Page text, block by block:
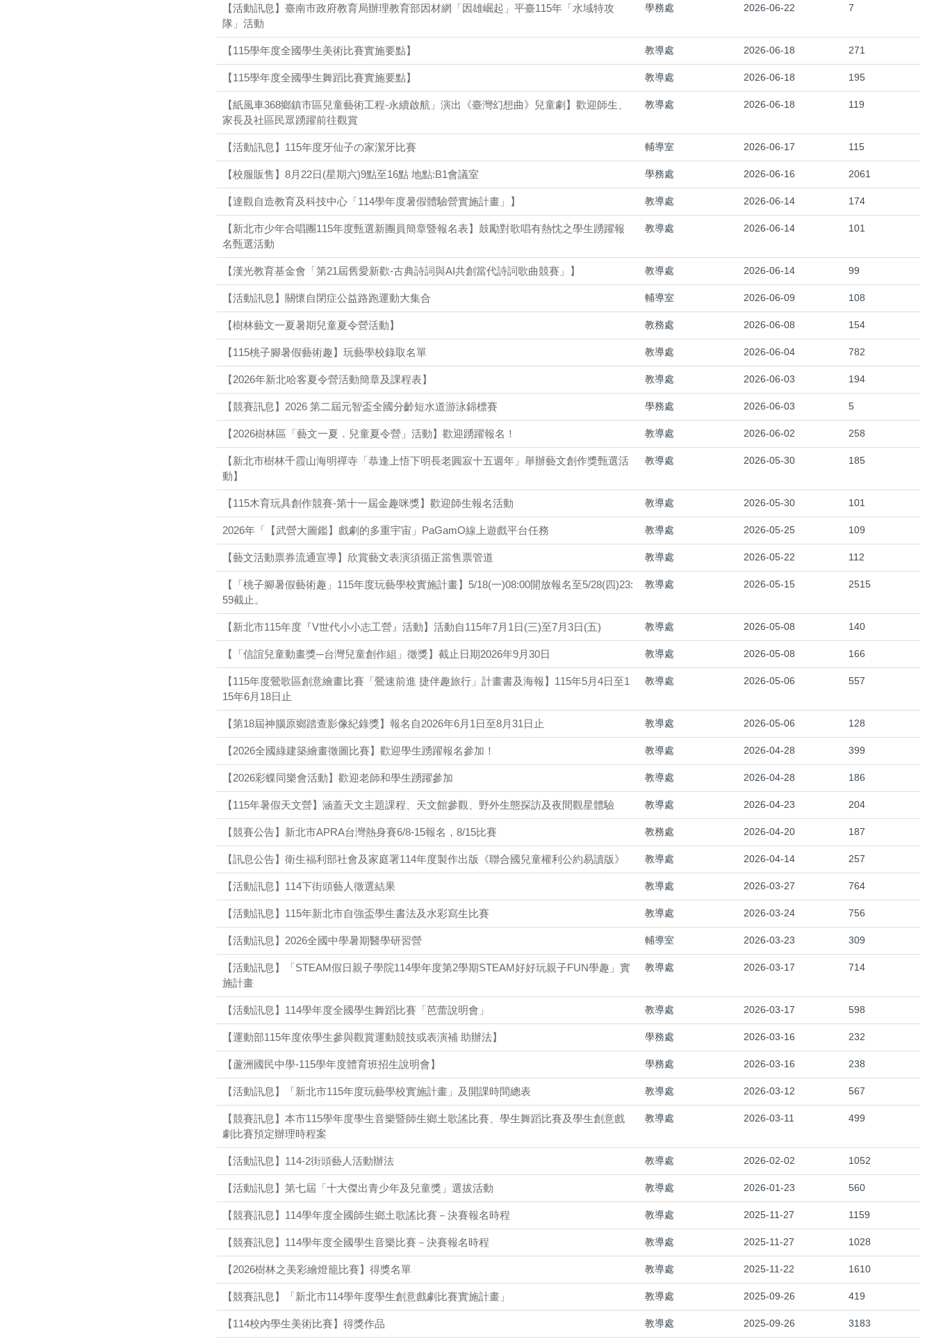
【活動訊息】臺南市政府教育局辦理教育部因材網「因雄崛起」平臺115年「水域特攻
隊」活動
學務處 2026-06-22 7
【115學年度全國學生美術比賽實施要點】 教導處 2026-06-18 271
【115學年度全國學生舞蹈比賽實施要點】 教導處 2026-06-18 195
【紙風車368鄉鎮市區兒童藝術工程-永續啟航」演出《臺灣幻想曲》兒童劇】歡迎師生、
家長及社區民眾踴躍前往觀賞
教導處 2026-06-18 119
【活動訊息】115年度牙仙子の家潔牙比賽 輔導室 2026-06-17 115
【校服販售】8月22日(星期六)9點至16點 地點:B1會議室 學務處 2026-06-16 2061
【達觀自造教育及科技中心「114學年度暑假體驗營實施計畫」】 教導處 2026-06-14 174
【新北市少年合唱團115年度甄選新團員簡章暨報名表】鼓勵對歌唱有熱忱之學生踴躍報
名甄選活動
教導處 2026-06-14 101
【漢光教育基金會「第21屆舊愛新歡-古典詩詞與AI共創當代詩詞歌曲競賽」】 教導處 2026-06-14 99
【活動訊息】關懷自閉症公益路跑運動大集合 輔導室 2026-06-09 108
【樹林藝文一夏暑期兒童夏令營活動】 教務處 2026-06-08 154
【115桃子腳暑假藝術趣】玩藝學校錄取名單 教導處 2026-06-04 782
【2026年新北哈客夏令營活動簡章及課程表】 教導處 2026-06-03 194
【競賽訊息】2026 第二屆元智盃全國分齡短水道游泳錦標賽 學務處 2026-06-03 5
【2026樹林區「藝文一夏．兒童夏令營」活動】歡迎踴躍報名！ 教導處 2026-06-02 258
【新北市樹林千霞山海明禪寺「恭逢上悟下明長老圓寂十五週年」舉辦藝文創作獎甄選活
動】
教導處 2026-05-30 185
【115木育玩具創作競賽-第十一屆金趣咪獎】歡迎師生報名活動 教導處 2026-05-30 101
2026年「【武營大圖鑑】戲劇的多重宇宙」PaGamO線上遊戲平台任務 教導處 2026-05-25 109
【藝文活動票券流通宣導】欣賞藝文表演須循正當售票管道 教導處 2026-05-22 112
【「桃子腳暑假藝術趣」115年度玩藝學校實施計畫】5/18(一)08:00開放報名至5/28(四)23:
59截止。
教導處 2026-05-15 2515
【新北市115年度『V世代小小志工營』活動】活動自115年7月1日(三)至7月3日(五) 教導處 2026-05-08 140
【「信誼兒童動畫獎─台灣兒童創作組」徵獎】截止日期2026年9月30日 教導處 2026-05-08 166
【115年度鶯歌區創意繪畫比賽「鶯速前進 捷伴趣旅行」計畫書及海報】115年5月4日至1
15年6月18日止
教導處 2026-05-06 557
【第18屆神腦原鄉踏查影像紀錄獎】報名自2026年6月1日至8月31日止 教導處 2026-05-06 128
【2026全國綠建築繪畫徵圖比賽】歡迎學生踴躍報名參加！ 教導處 2026-04-28 399
【2026彩蝶同樂會活動】歡迎老師和學生踴躍參加 教導處 2026-04-28 186
【115年暑假天文營】涵蓋天文主題課程、天文館參觀、野外生態探訪及夜間觀星體驗 教導處 2026-04-23 204
【競賽公告】新北市APRA台灣熱身賽6/8-15報名，8/15比賽 教務處 2026-04-20 187
【訊息公告】衛生福利部社會及家庭署114年度製作出版《聯合國兒童權利公約易讀版》 教導處 2026-04-14 257
【活動訊息】114下街頭藝人徵選結果 教導處 2026-03-27 764
【活動訊息】115年新北市自強盃學生書法及水彩寫生比賽 教導處 2026-03-24 756
【活動訊息】2026全國中學暑期醫學研習營 輔導室 2026-03-23 309
【活動訊息】「STEAM假日親子學院114學年度第2學期STEAM好好玩親子FUN學趣」實
施計畫
教導處 2026-03-17 714
【活動訊息】114學年度全國學生舞蹈比賽「芭蕾說明會」 教導處 2026-03-17 598
【運動部115年度依學生參與觀賞運動競技或表演補 助辦法】 學務處 2026-03-16 232
【蘆洲國民中學-115學年度體育班招生說明會】 學務處 2026-03-16 238
【活動訊息】「新北市115年度玩藝學校實施計畫」及開課時間總表 教導處 2026-03-12 567
【競賽訊息】本市115學年度學生音樂暨師生鄉土歌謠比賽、學生舞蹈比賽及學生創意戲
劇比賽預定辦理時程案
教導處 2026-03-11 499
【活動訊息】114-2街頭藝人活動辦法 教導處 2026-02-02 1052
【活動訊息】第七屆「十大傑出青少年及兒童獎」選拔活動 教導處 2026-01-23 560
【競賽訊息】114學年度全國師生鄉土歌謠比賽－決賽報名時程 教導處 2025-11-27 1159
【競賽訊息】114學年度全國學生音樂比賽－決賽報名時程 教導處 2025-11-27 1028
【2026樹林之美彩繪燈籠比賽】得獎名單 教導處 2025-11-22 1610
【競賽訊息】「新北市114學年度學生創意戲劇比賽實施計畫」 教導處 2025-09-26 419
【114校內學生美術比賽】得獎作品 教導處 2025-09-26 3183